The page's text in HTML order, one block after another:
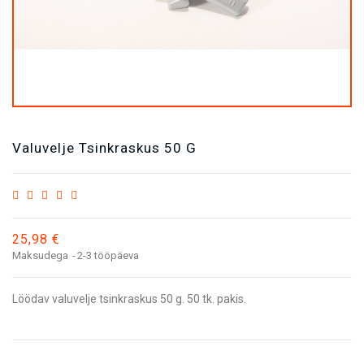
Valuvelje Tsinkraskus 50 G
25,98 €
Maksudega 2-3 tööpäeva
Löödav valuvelje tsinkraskus 50 g. 50 tk. pakis.